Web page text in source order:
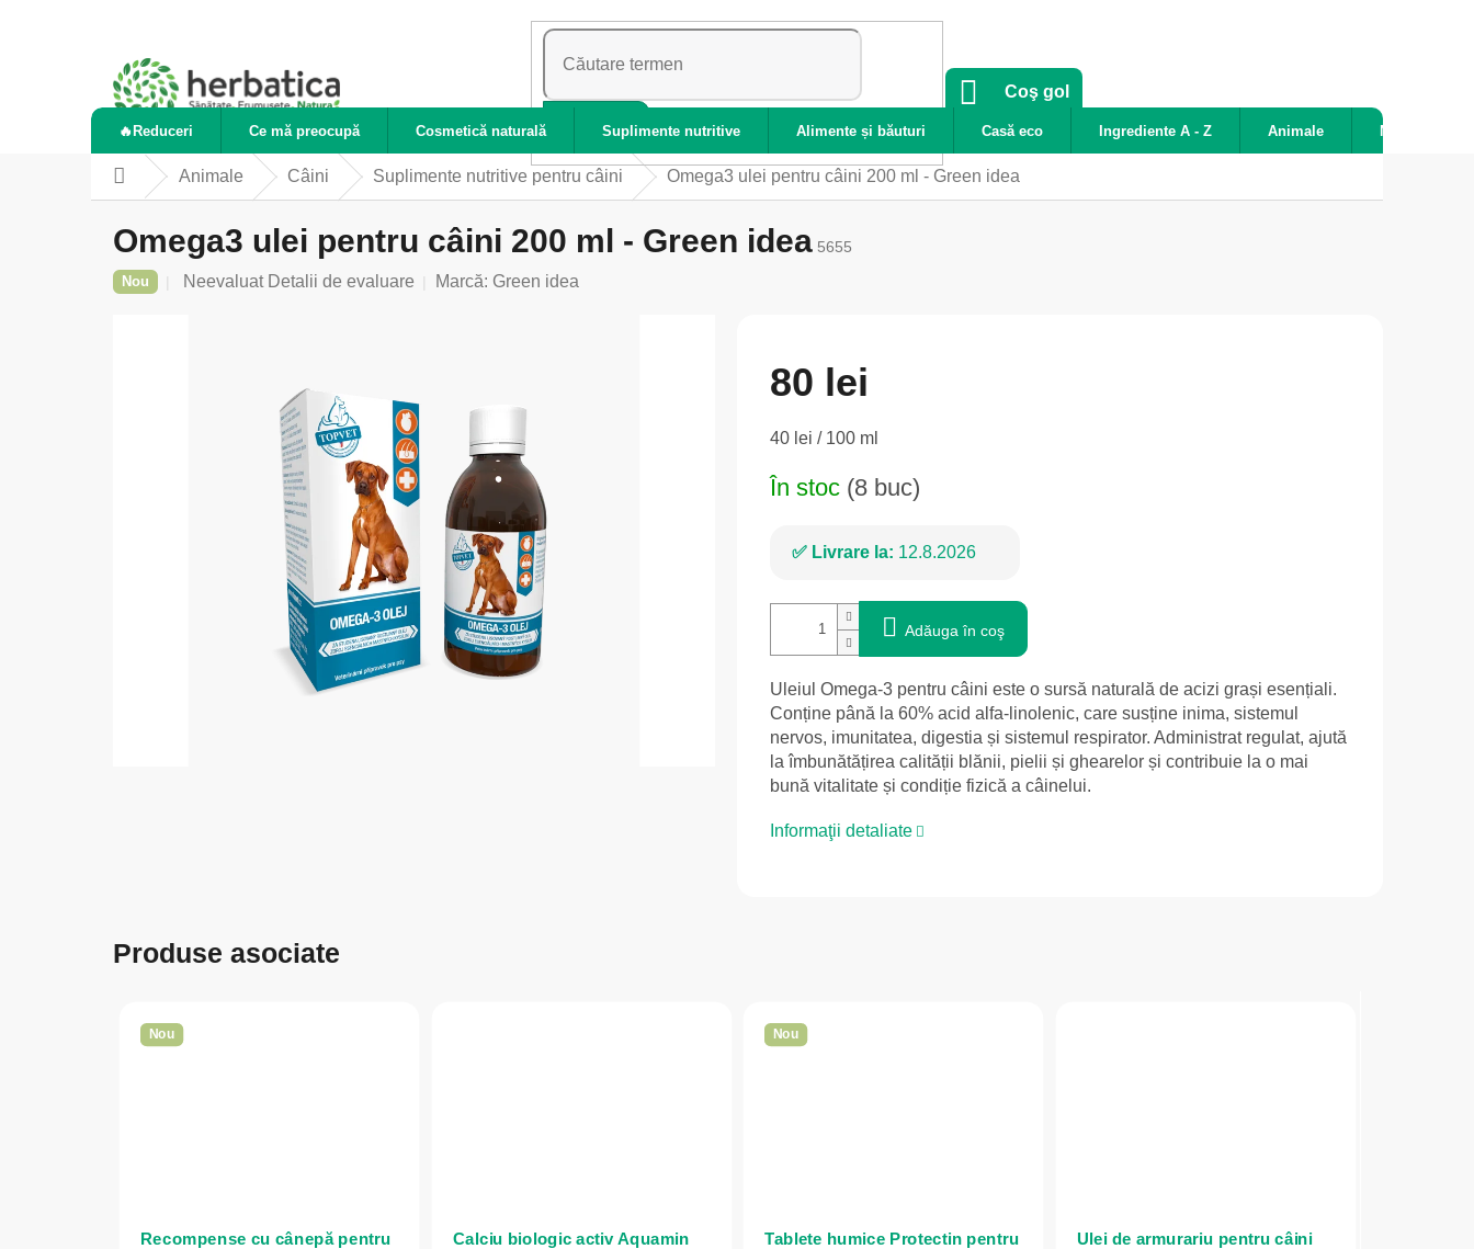
CĂUTARE
COŞ
CUMPĂRĂTURI
Coş gol
🔥Reduceri Ce mă preocupă Cosmetică naturală Suplimente nutritive Alimente și băuturi Casă eco Ingrediente A - Z Animale Noutăți
AcasăAnimale Câini Suplimente nutritive pentru câini Omega3 ulei pentru câini 200 ml - Green idea
Omega3 ulei pentru câini 200 ml - Green idea 5655
Nou
Evaluarea
Neevaluat Detalii de evaluare Marcă: Green idea
80 lei
Evaluare
40 lei / 100 ml
În stoc (8 buc)
Livrare la: 12.8.2026
Adăuga în coş
Uleiul Omega-3 pentru câini este o sursă naturală de acizi grași esențiali.
Conține până la 60% acid alfa-linolenic, care susține inima, sistemul
nervos, imunitatea, digestia și sistemul respirator. Administrat regulat, ajută
la îmbunătățirea calității blănii, pielii și ghearelor și contribuie la o mai
bună vitalitate și condiție fizică a câinelui.
Informaţii detaliate
Produse asociate
Nou
Recompense cu cânepă pentru
Calciu biologic activ Aquamin
Nou
Tablete humice Protectin pentru
Ulei de armurariu pentru câini